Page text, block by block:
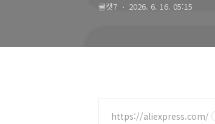
쿨캣7 2026. 6. 16. 05:15
https://aliexpress.com/